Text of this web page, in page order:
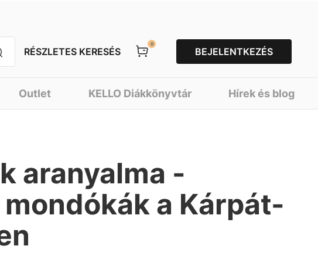
RÉSZLETES KERESÉS
0
BEJELENTKEZÉS
Outlet KELLO Diákkönyvtár Hírek és blog
aranyalma -
a Kárpát-